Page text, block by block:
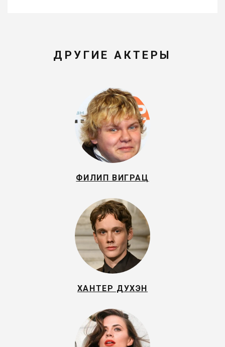
ДРУГИЕ АКТЕРЫ
ФИЛИП ВИГРАЦ
ХАНТЕР ДУХЭН